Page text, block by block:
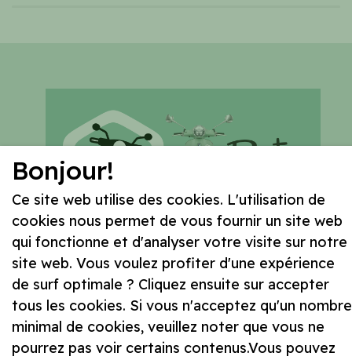
Suivez-nous sur
Bonjour!
Ce site web utilise des cookies. L'utilisation de
cookies nous permet de vous fournir un site web
qui fonctionne et d'analyser votre visite sur notre
site web. Vous voulez profiter d'une expérience
de surf optimale ? Cliquez ensuite sur accepter
tous les cookies. Si vous n'acceptez qu'un nombre
minimal de cookies, veuillez noter que vous ne
pourrez pas voir certains contenus.Vous pouvez